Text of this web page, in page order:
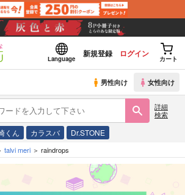
Language
新規登録 ログイン
カート
男性向け 女性向け
詳細
検索
くん カラスバ Dr.STONE
talvi meri raindrops